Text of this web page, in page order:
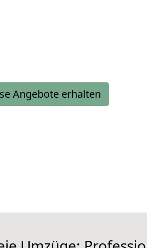
Angebote erhalten